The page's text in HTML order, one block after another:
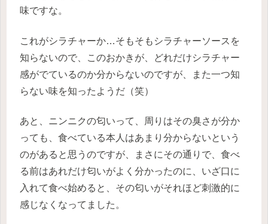
味ですな。
これがシラチャーか…そもそもシラチャーソースを
知らないので、このおかきが、どれだけシラチャー
感がでているのか分からないのですが、また一つ知
らない味を知ったようだ（笑）
あと、ニンニクの匂いって、周りはその臭さが分か
っても、食べている本人はあまり分からないという
のがあると思うのですが、まさにその通りで、食べ
る前はあれだけ匂いがよく分かったのに、いざ口に
入れて食べ始めると、その匂いがそれほど刺激的に
感じなくなってました。